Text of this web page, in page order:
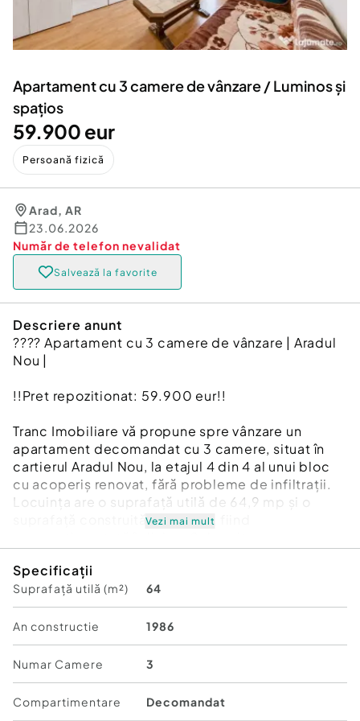
Servicii
Animale de companie
Inchiriere Bunuri si Vehicule
Utilaje agricole si industriale
Piese auto si accesorii
Apartament cu 3 camere de vânzare / Luminos și
spațios
59.900 eur
Persoană fizică
Arad, AR
23.06.2026
Număr de telefon nevalidat
Salvează la favorite
Descriere anunt
???? Apartament cu 3 camere de vânzare | Aradul
Nou |
!!Pret repozitionat: 59.900 eur!!
Tranc Imobiliare vă propune spre vânzare un
apartament decomandat cu 3 camere, situat în
cartierul Aradul Nou, la etajul 4 din 4 al unui bloc
cu acoperiș renovat, fără probleme de infiltrații.
Locuința are o suprafață utilă de 64,9 mp și o
suprafață construită de 97 mp, fiind
de serviciu), 2 balcoane și 2 debarale pentru
depozitare.
Apartamentul este parțial mobilat și locuibil,
oferind în același timp posibilitatea unor
îmbunătățiri și personalizări după preferințele
noului proprietar. Cele două balcoane necesită
renovare.
Vezi mai mult
Specificații
Suprafață utilă (m²) 64
An constructie 1986
Numar Camere 3
Compartimentare Decomandat